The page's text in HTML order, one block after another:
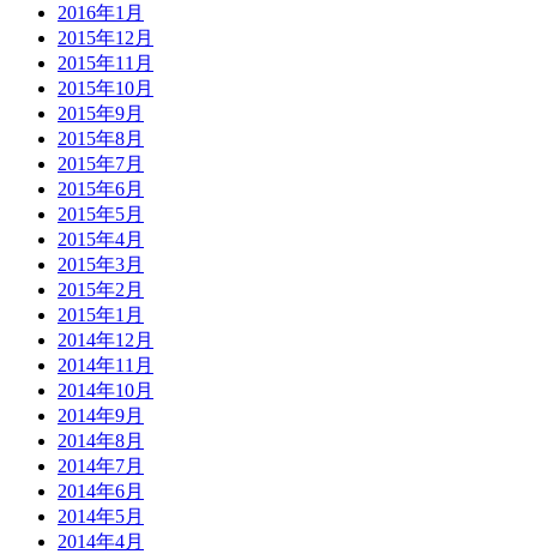
2016年1月
2015年12月
2015年11月
2015年10月
2015年9月
2015年8月
2015年7月
2015年6月
2015年5月
2015年4月
2015年3月
2015年2月
2015年1月
2014年12月
2014年11月
2014年10月
2014年9月
2014年8月
2014年7月
2014年6月
2014年5月
2014年4月